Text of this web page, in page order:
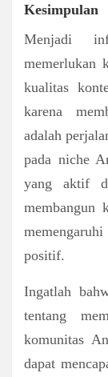
Kesimpulan
Menjadi
memerlukan
kualitas
karena
adalah
pada niche
yang aktif
membangun
positif.
Ingatlah
tentang
komunitas
dapat